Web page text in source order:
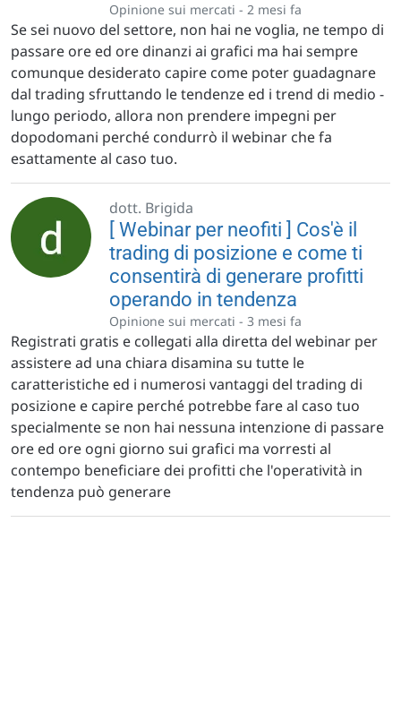
Opinione sui mercati - 2 mesi fa
Se sei nuovo del settore, non hai ne voglia, ne tempo di
passare ore ed ore dinanzi ai grafici ma hai sempre
comunque desiderato capire come poter guadagnare
dal trading sfruttando le tendenze ed i trend di medio -
lungo periodo, allora non prendere impegni per
dopodomani perché condurrò il webinar che fa
esattamente al caso tuo.
dott. Brigida
[ Webinar per neofiti ] Cos'è il
trading di posizione e come ti
consentirà di generare profitti
operando in tendenza
Opinione sui mercati - 3 mesi fa
Registrati gratis e collegati alla diretta del webinar per
assistere ad una chiara disamina su tutte le
caratteristiche ed i numerosi vantaggi del trading di
posizione e capire perché potrebbe fare al caso tuo
specialmente se non hai nessuna intenzione di passare
ore ed ore ogni giorno sui grafici ma vorresti al
contempo beneficiare dei profitti che l'operatività in
tendenza può generare